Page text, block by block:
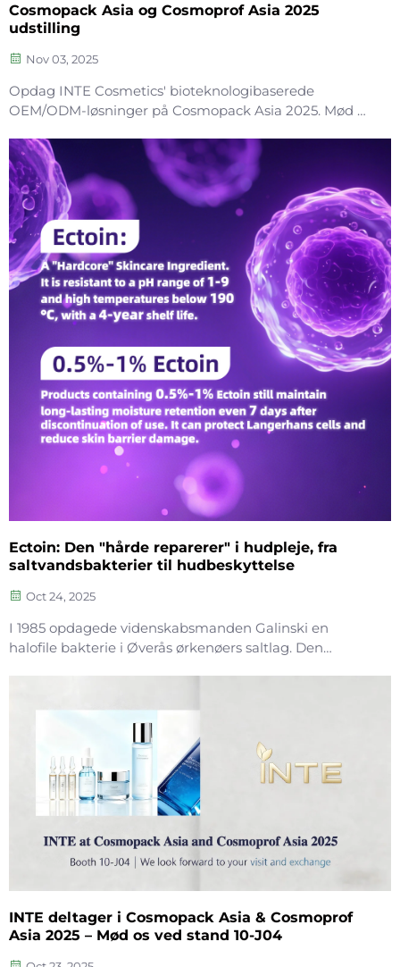
Cosmopack Asia og Cosmoprof Asia 2025
udstilling
Nov 03, 2025
Opdag INTE Cosmetics' bioteknologibaserede
OEM/ODM-løsninger på Cosmopack Asia 2025. Mød os
fuldkædeservice og ekspertsammarbejde. Book et
møde i dag!
Ectoin: Den "hårde reparerer" i hudpleje, fra
saltvandsbakterier til hudbeskyttelse
Oct 24, 2025
I 1985 opdagede videnskabsmanden Galinski en
halofile bakterie i Øverås ørkenøers saltlag. Den
ectoin (tetrahydromethylpyrimidin ...)
INTE deltager i Cosmopack Asia & Cosmoprof
Asia 2025 – Mød os ved stand 10-J04